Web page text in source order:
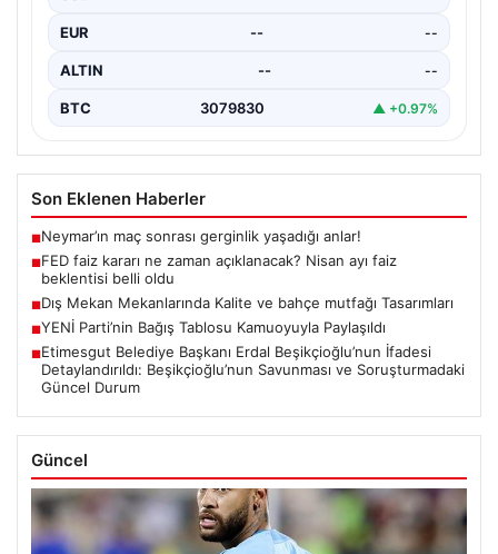
EUR -- --
ALTIN -- --
BTC 3079830 ▲ +0.97%
Son Eklenen Haberler
■Neymar’ın maç sonrası gerginlik yaşadığı anlar!
■FED faiz kararı ne zaman açıklanacak? Nisan ayı faiz
beklentisi belli oldu
■Dış Mekan Mekanlarında Kalite ve bahçe mutfağı Tasarımları
■YENİ Parti’nin Bağış Tablosu Kamuoyuyla Paylaşıldı
■Etimesgut Belediye Başkanı Erdal Beşikçioğlu’nun İfadesi
Detaylandırıldı: Beşikçioğlu’nun Savunması ve Soruşturmadaki
Güncel Durum
Güncel